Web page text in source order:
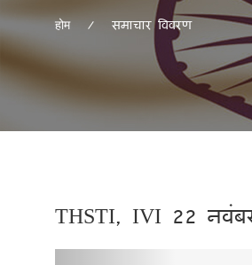
होम समाचार विवरण
THSTI, IVI 22